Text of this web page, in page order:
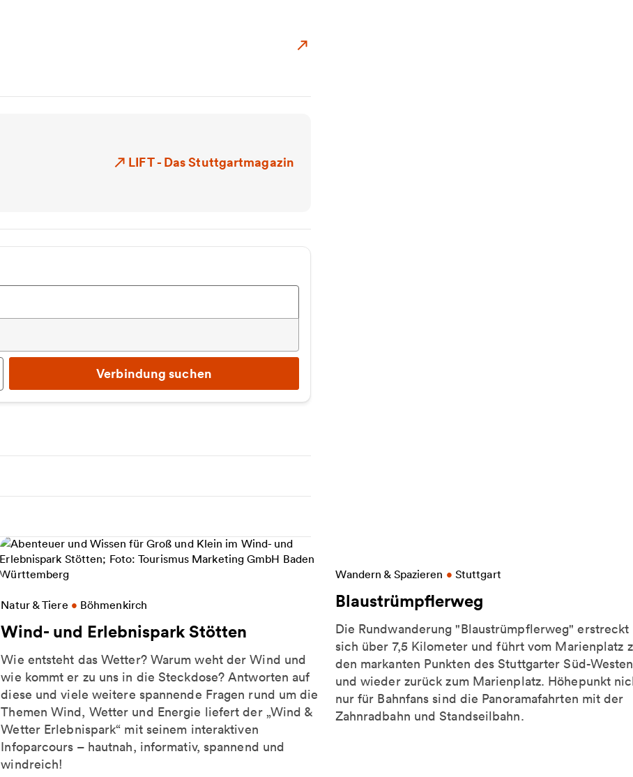
Zum Event: Amy MacDonald
LIFT - Das Stuttgartmagazin
Verbindung suchen
Natur & Tiere • Böhmenkirch
Wind- und Erlebnispark Stötten
Wie entsteht das Wetter? Warum weht der Wind und
wie kommt er zu uns in die Steckdose? Antworten auf
diese und viele weitere spannende Fragen rund um die
Themen Wind, Wetter und Energie liefert der „Wind &
Wetter Erlebnispark“ mit seinem interaktiven
Infoparcours – hautnah, informativ, spannend und
windreich!
Weitere Informationen zu Wind- und Erlebnispark Stötten
Wandern & Spazieren • Stuttgart
Blaustrümpflerweg
Die Rundwanderung "Blaustrümpflerweg" erstreckt
sich über 7,5 Kilometer und führt vom Marienplatz
den markanten Punkten des Stuttgarter Süd-
und wieder zurück zum Marienplatz. Höhepunkt
nur für Bahnfans sind die Panoramafahrten mit der
Zahnradbahn und Standseilbahn.
Weitere Informationen zu Blaustrümpflerweg